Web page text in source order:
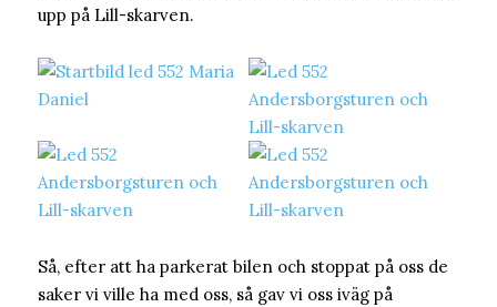
upp på Lill-skarven.
Så, efter att ha parkerat bilen och stoppat på oss de
saker vi ville ha med oss, så gav vi oss iväg på